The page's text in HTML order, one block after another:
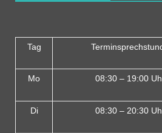
Tag
Mo 08:30 – 19:00
Di 08:30 – 20:30